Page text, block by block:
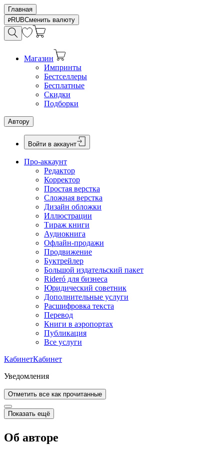
Главная
RUBСменить валюту
Магазин
Импринты
Бестселлеры
Бесплатные
Скидки
Подборки
Автору
Войти в аккаунт
Про-аккаунт
Редактор
Корректор
Простая верстка
Сложная верстка
Дизайн обложки
Иллюстрации
Тираж книги
Аудиокнига
Офлайн-продажи
Продвижение
Буктрейлер
Большой издательский пакет
Rideró для бизнеса
Юридический советник
Дополнительные услуги
Расшифровка текста
Перевод
Книги в аэропортах
Публикация
Все услуги
КабинетКабинет
Уведомления
Отметить все как прочитанные
Показать ещё
Об авторе